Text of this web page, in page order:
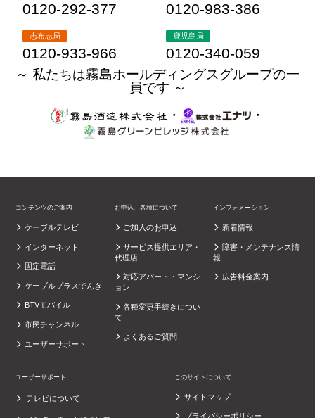
0120-292-377 0120-983-386
志布志局
0120-933-966
鹿児島局
0120-340-059
～ 私たちは霧島ホールディングスグループの一
員です ～
・
・
コンテンツのご案内
ケーブルテレビ
インターネット
固定電話
ケーブルプラスでんき
BTVモバイル
市民チャンネル
ユーザーサポート
お申込、各種について
ご加入のお申込
サービス提供エリア・
代理店
対応アパート・マンシ
ョン
各種変更手続きについ
て
よくあるご質問
インフォメーション
新着情報
障害・メンテナンス情
報
広告料金案内
ユーザーサポート
テレビについて
このサイトについて
サイトマップ
プライバシーポリシー